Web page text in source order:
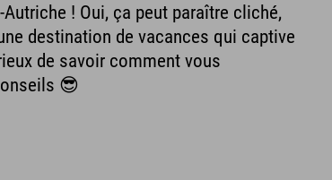
! Oui, ça peut paraître cliché,
destination de vacances qui captive
de savoir comment vous
😎